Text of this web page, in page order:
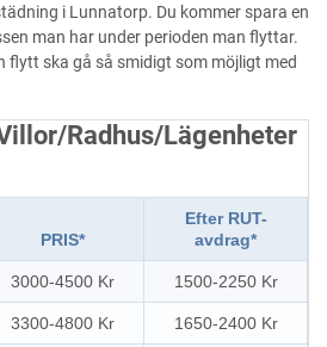
i Lunnatorp. Du kommer spara en
man har under perioden man flyttar.
flytt ska gå så smidigt som möjligt med
Radhus/Lägenheter
PRIS*
Efter RUT-
avdrag*
3000-4500 Kr 1500-2250 Kr
3300-4800 Kr 1650-2400 Kr